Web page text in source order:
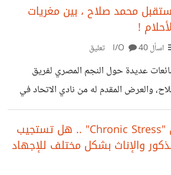
الذي ينتشر على مستوى العالم حيث تم
رصده في أكثر من 51 دولة وخصوصًا في الفئة التي تزيد
عن 85 عامًا. كما نعلم فقد تسبب فيروس كورونا سابقًا
في حياتنا اليومية فإذا نظرنا للوراء
الحياة خلال جائحة كورونا
محمد صلاح ، بين مغريات
!
اسأل I/O40 تعليق
عديدة حول النجم المصري لفريق
والعرض المقدم له من نادي الاتحاد في
السعودية.بقيمة 738 مليون ريال لمدة موسمين، وهو ما يُعادل
حوالي 6 مليار جنيه، وسيصل راتبه يوميًا إلى حوالي 8 مليون.
هذه الأخبار، حيث انقسموا إلى فئتين؛
بسبب الأموال الضخمة المقدمة، بينما
الضغط المزمن "Chronic Stress" .. هل تستجيب
والإناث بشكل مختلف للإجهاد